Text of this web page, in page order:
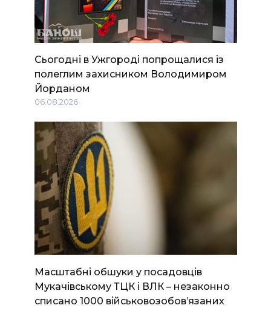
Сьогодні в Ужгороді попрощалися із
полеглим захисником Володимиром
Йорданом
06.08.2026
Масштабні обшуки у посадовців
Мукачівському ТЦК і ВЛК – незаконно
списано 1000 військовозобов’язаних